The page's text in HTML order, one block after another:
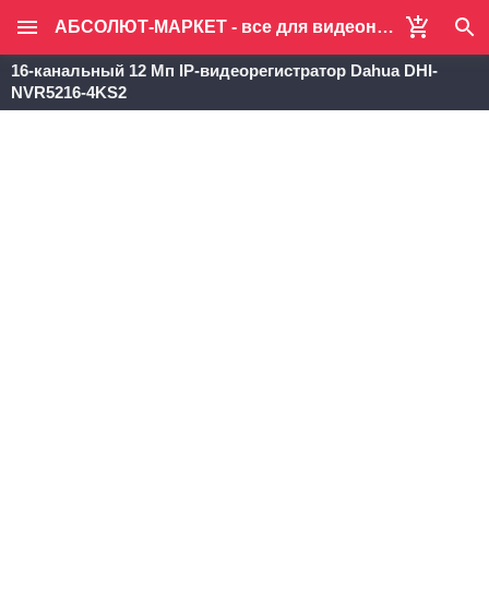
АБСОЛЮТ-МАРКЕТ - все для видеонаблюдения и систем безопасности
16-канальный 12 Мп IP-видеорегистратор Dahua DHI-
NVR5216-4KS2